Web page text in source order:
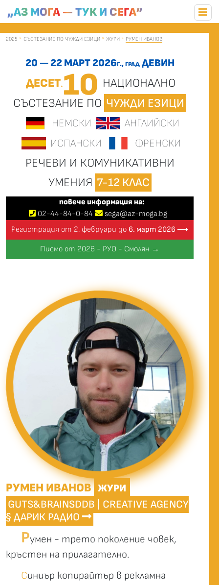
„АЗ МОГА — ТУК И СЕГА”
2025 СЪСТЕЗАНИЕ ПО ЧУЖДИ ЕЗИЦИ ЖУРИ РУМЕН ИВАНОВ
20 — 22 МАРТ 2026Г., ГРАДДЕВИН
ДЕСЕТ.10 НАЦИОНАЛНО
СЪСТЕЗАНИЕ ПО ЧУЖДИ ЕЗИЦИ
НЕМСКИ
АНГЛИЙСКИ
ИСПАНСКИ
ФРЕНСКИ
РЕЧЕВИ И КОМУНИКАТИВНИ
УМЕНИЯ 7-12 КЛАС
повече информация на:
02-44-84-0-84
sega@az-moga.bg
Регистрация от 2. февруари до 6. март 2026 ⟶
Писмо от 2026 - РУО - Смолян →
РУМЕН ИВАНОВ ЖУРИ
GUTS&BRAINSDDB | CREATIVE AGENCY
§ ДАРИК РАДИО
Румен - трето поколение човек,
кръстен на прилагателно.
Синиър копирайтър в рекламна